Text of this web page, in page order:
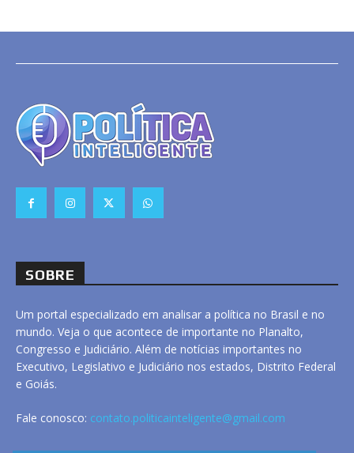
SOBRE
Um portal especializado em analisar a política no Brasil e no
mundo. Veja o que acontece de importante no Planalto,
Congresso e Judiciário. Além de notícias importantes no
Executivo, Legislativo e Judiciário nos estados, Distrito Federal
e Goiás.
Fale conosco: contato.politicainteligente@gmail.com